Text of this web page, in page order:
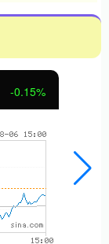
-0.15%